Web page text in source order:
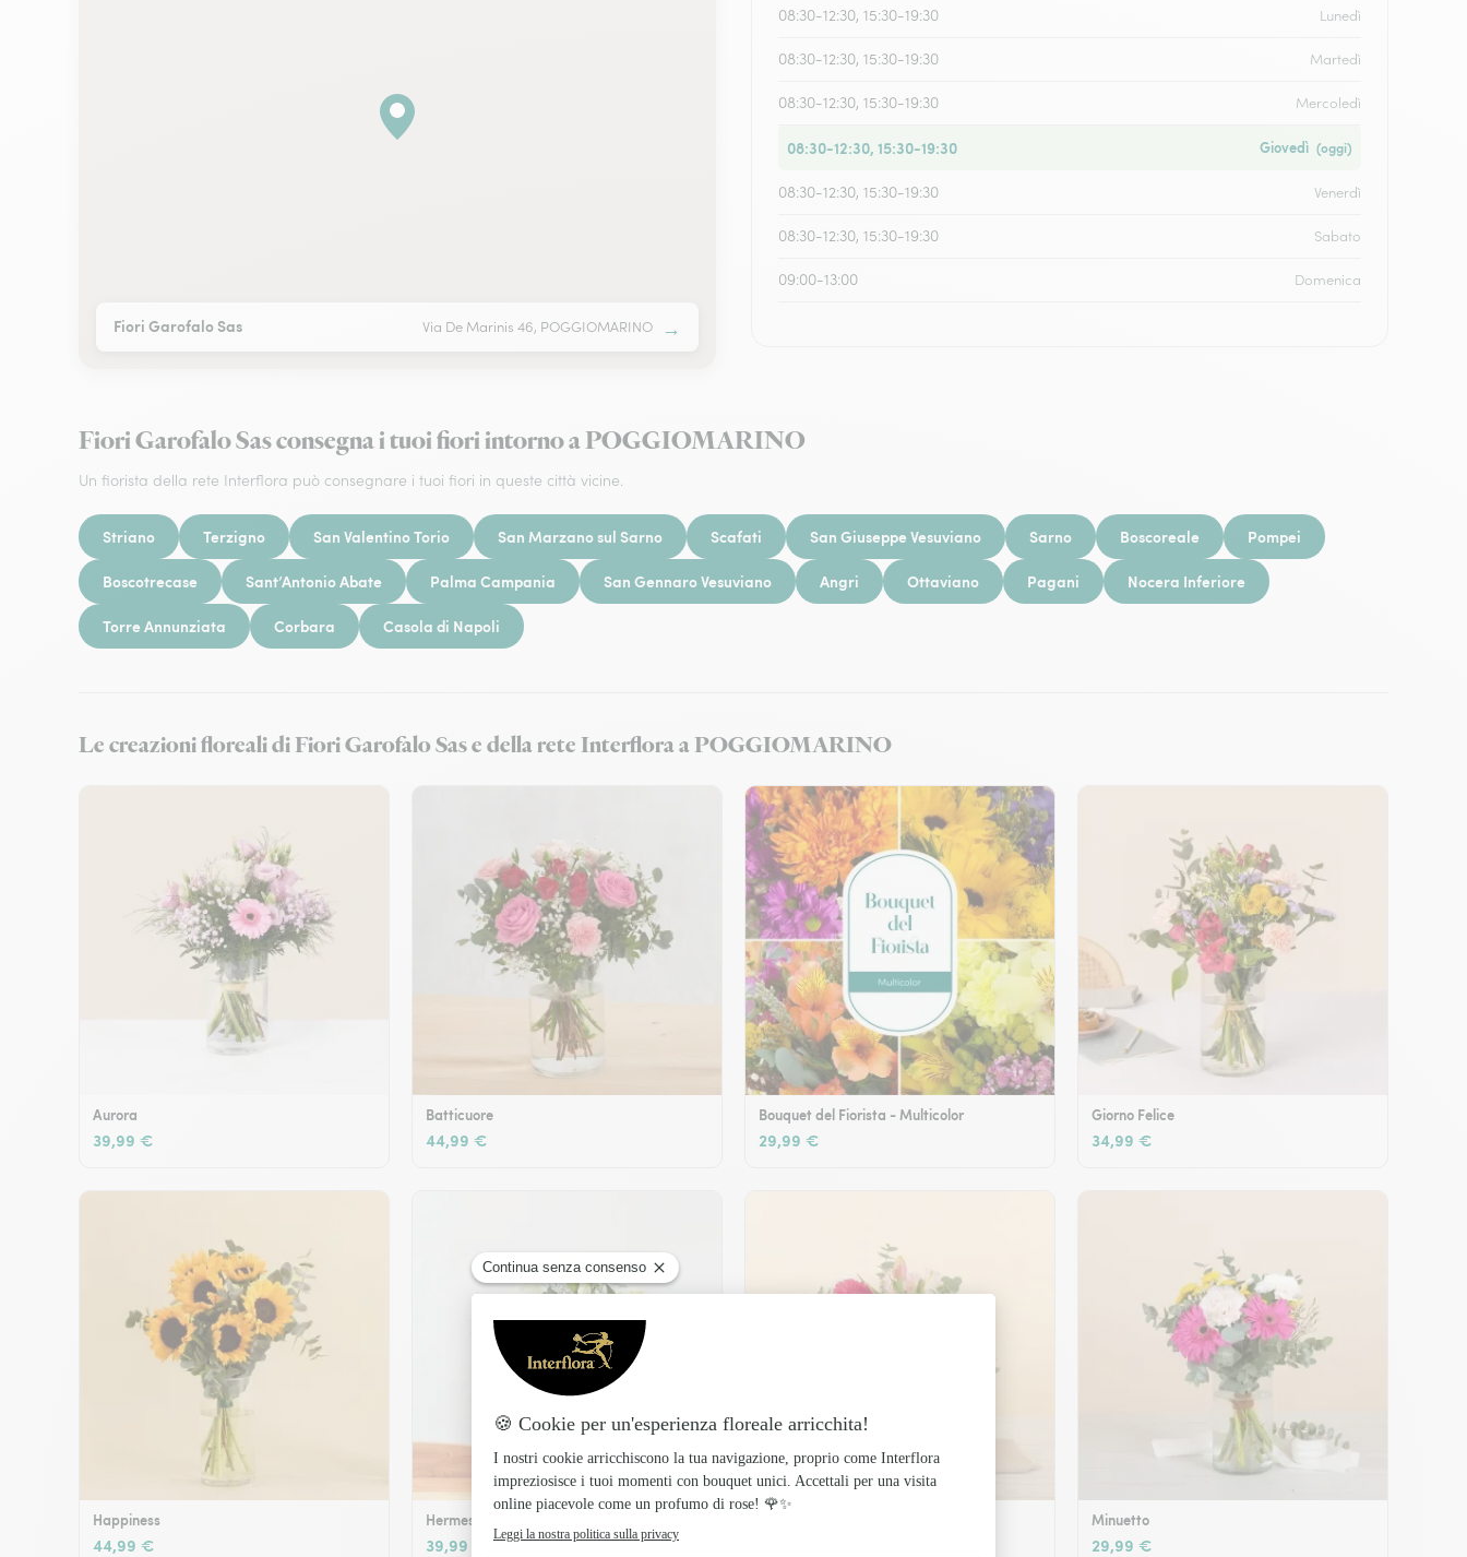
Fiori Garofalo Sas Via De Marinis 46, POGGIOMARINO →
08:30-12:30, 15:30-19:30 Lunedì
08:30-12:30, 15:30-19:30 Martedì
08:30-12:30, 15:30-19:30 Mercoledì
08:30-12:30, 15:30-19:30 Giovedì (oggi)
08:30-12:30, 15:30-19:30 Venerdì
08:30-12:30, 15:30-19:30 Sabato
09:00-13:00 Domenica
Fiori Garofalo Sas consegna i tuoi fiori intorno a POGGIOMARINO
Un fiorista della rete Interflora può consegnare i tuoi fiori in queste città vicine.
Striano Terzigno San Valentino Torio San Marzano sul Sarno Scafati San Giuseppe Vesuviano Sarno Boscoreale Pompei
Boscotrecase Sant’Antonio Abate Palma Campania San Gennaro Vesuviano Angri Ottaviano Pagani Nocera Inferiore
Torre Annunziata Corbara Casola di Napoli
Le creazioni floreali di Fiori Garofalo Sas e della rete Interflora a POGGIOMARINO
Aurora
39,99 €
Batticuore
44,99 €
Bouquet del Fiorista - Multicolor
29,99 €
Giorno Felice
34,99 €
Happiness
44,99 €
Hermes
39,99 €
Minuetto
29,99 €